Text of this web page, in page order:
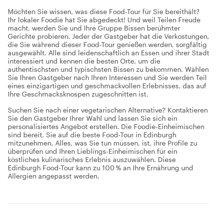
Möchten Sie wissen, was diese Food-Tour für Sie bereithält?
Ihr lokaler Foodie hat Sie abgedeckt! Und weil Teilen Freude
macht, werden Sie und Ihre Gruppe Bissen berühmter
Gerichte probieren. Jeder der Gastgeber hat die Verkostungen,
die Sie während dieser Food-Tour genießen werden, sorgfältig
ausgewählt. Alle sind leidenschaftlich an Essen und ihrer Stadt
interessiert und kennen die besten Orte, um die
authentischsten und typischsten Bissen zu bekommen. Wählen
Sie Ihren Gastgeber nach Ihren Interessen und Sie werden Teil
eines einzigartigen und geschmackvollen Erlebnisses, das auf
Ihre Geschmacksknospen zugeschnitten ist.
Suchen Sie nach einer vegetarischen Alternative? Kontaktieren
Sie den Gastgeber Ihrer Wahl und lassen Sie sich ein
personalisiertes Angebot erstellen. Die Foodie-Einheimischen
sind bereit, Sie auf die beste Food-Tour in Edinburgh
mitzunehmen. Alles, was Sie tun müssen, ist, ihre Profile zu
überprüfen und Ihren Lieblings-Einheimischen für ein
köstliches kulinarisches Erlebnis auszuwählen. Diese
Edinburgh Food-Tour kann zu 100 % an Ihre Ernährung und
Allergien angepasst werden.